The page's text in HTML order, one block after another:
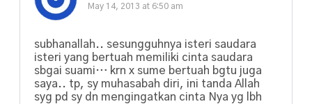
May 14, 2013 at 6:50 am
subhanallah.. sesungguhnya isteri saudara
isteri yang bertuah memiliki cinta saudara
sbgai suami… krn x sume bertuah bgtu juga
saya.. tp, sy muhasabah diri, ini tanda Allah
syg pd sy dn mengingatkan cinta Nya yg lbh